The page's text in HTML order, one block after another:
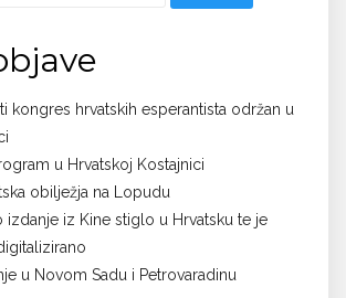
kongres hrvatskih esperantista održan u
u Hrvatskoj Kostajnici
obilježja na Lopudu
izdanje iz Kine stiglo u Hrvatsku te je
u Novom Sadu i Petrovaradinu